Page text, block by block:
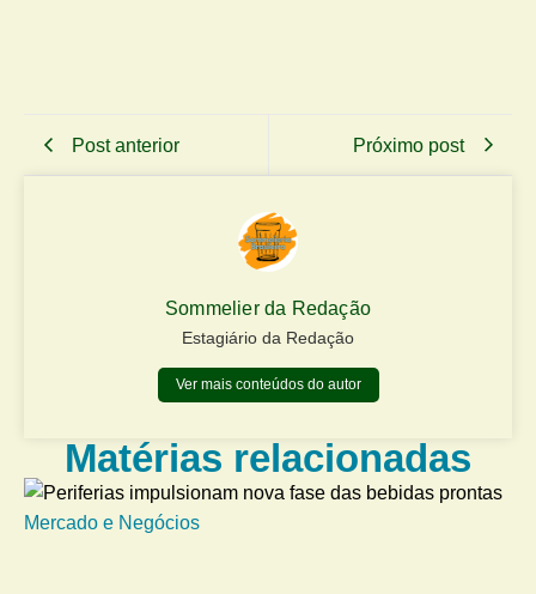
Post anterior Próximo post
Sommelier da Redação
Estagiário da Redação
Ver mais conteúdos do autor
Matérias relacionadas
Mercado e Negócios